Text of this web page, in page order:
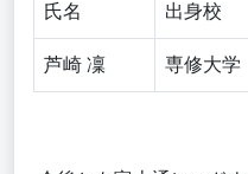
氏名 出身校
芦崎 凜 専修大学